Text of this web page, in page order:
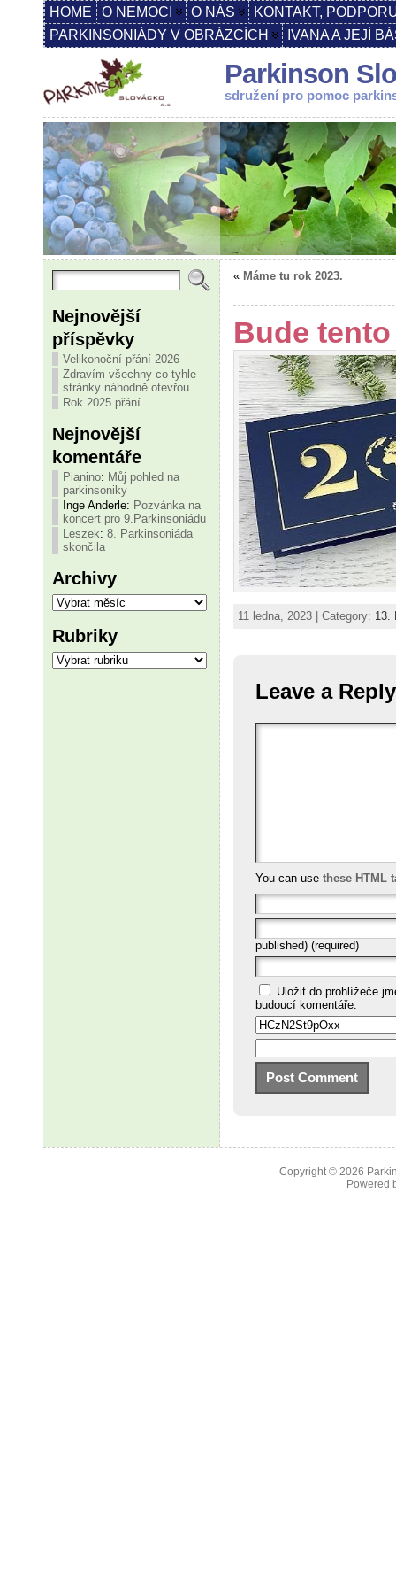
HOME O NEMOCI O NÁS
KONTAKT,
PARKINSONIÁDY V OBRÁZCÍCH
IVANA A JEJÍ
Parkinson
sdružení pro pomoc
Nejnovější
příspěvky
Velikonoční přání 2026
Zdravím všechny co tyhle
stránky náhodně otevřou
Rok 2025 přání
Nejnovější
komentáře
Pianino: Můj pohled na
parkinsoniky
Inge Anderle: Pozvánka na
koncert pro 9.Parkinsoniádu
Leszek: 8. Parkinsoniáda
skončila
Archivy
Archivy
Rubriky
Rubriky
« Máme tu rok 2023.
Bude
11 ledna, 2023 | Category: 13.
Leave a Reply
You can use these HTML
published) (required)
Uložit do prohlížeče
budoucí komentáře.
Copyright © 2026
Powered